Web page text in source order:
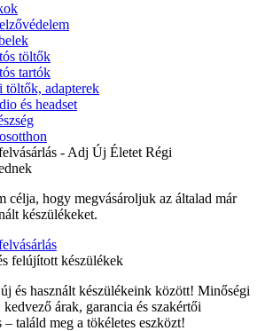
töltők
tartók
töltők, adapterek
és headset
- Adj Új Életet Régi
célja, hogy megvásároljuk az általad már
készülékeket.
felújított készülékek
és használt készülékeink között! Minőségi
árak, garancia és szakértői
– találd meg a tökéletes eszközt!